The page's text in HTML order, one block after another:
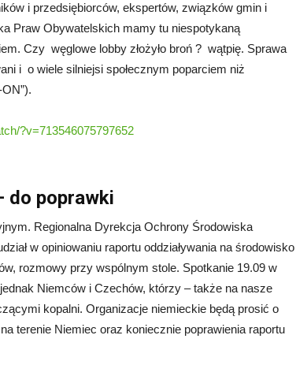
i przedsiębiorców, ekspertów, związków gmin i
Praw Obywatelskich mamy tu niespotykaną
Czy węglowe lobby złożyło broń ? wątpię. Sprawa
i o wiele silniejsi społecznym poparciem niż
?v=713546075797652
do poprawki
Regionalna Dyrekcja Ochrony Środowiska
w opiniowaniu raportu oddziaływania na środowisko
rozmowy przy wspólnym stole. Spotkanie 19.09 w
Niemców i Czechów, którzy – także na nasze
kopalni. Organizacje niemieckie będą prosić o
terenie Niemiec oraz koniecznie poprawienia raportu